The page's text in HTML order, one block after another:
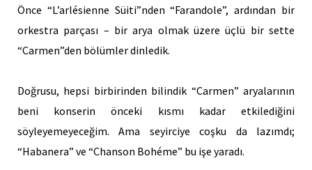
Önce “L’arlésienne Süiti”nden “Farandole”, ardından bir
orkestra parçası – bir arya olmak üzere üçlü bir sette
“Carmen”den bölümler dinledik.
Doğrusu, hepsi birbirinden bilindik “Carmen” aryalarının
beni konserin önceki kısmı kadar etkilediğini
söyleyemeyeceğim. Ama seyirciye coşku da lazımdı;
“Habanera” ve “Chanson Bohéme” bu işe yaradı.